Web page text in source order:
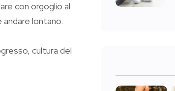
con orgoglio al
lontano.
cultura del